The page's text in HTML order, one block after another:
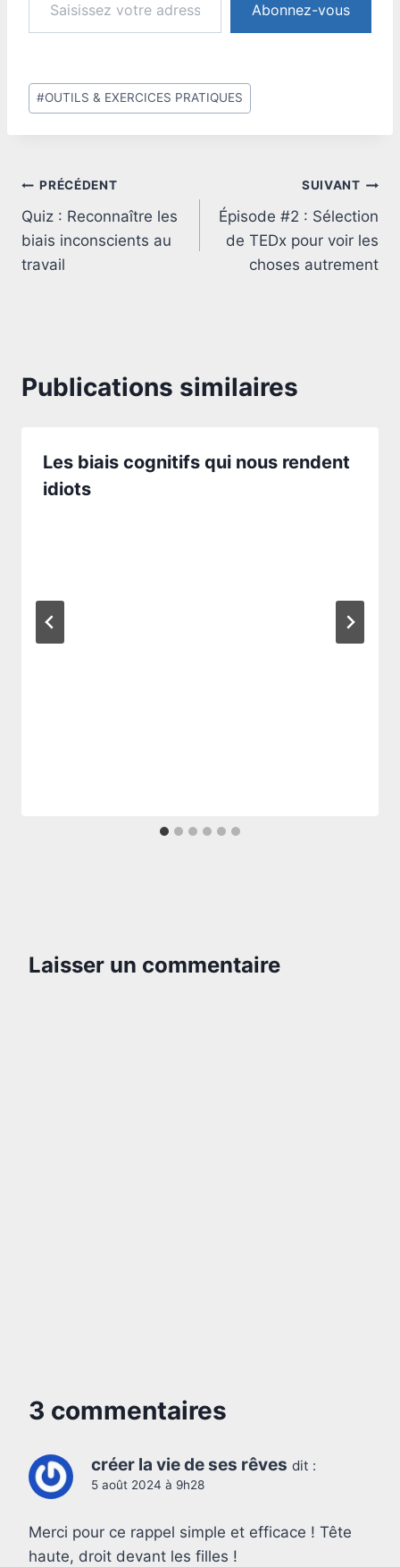
Abonnez-vous
Étiquettes
de
la
#OUTILS & EXERCICES PRATIQUES
Navigation
de
l’article
PRÉCÉDENT
Quiz : Reconnaître les
biais inconscients au
travail
SUIVANT
Épisode #2 : Sélection
de TEDx pour voir les
choses autrement
Publications similaires
Les biais cognitifs qui nous rendent
idiots
Laisser un commentaire
3 commentaires
créer la vie de ses rêves dit :
5 août 2024 à 9h28
Merci pour ce rappel simple et efficace ! Tête
haute, droit devant les filles !